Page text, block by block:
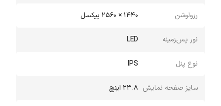
رزولوشن ۱۴۴۰ × ۲۵۶۰ پیکسل
نور پس‌زمینه LED
نوع پنل IPS
سایز صفحه نمایش ۲۳.۸ اینچ